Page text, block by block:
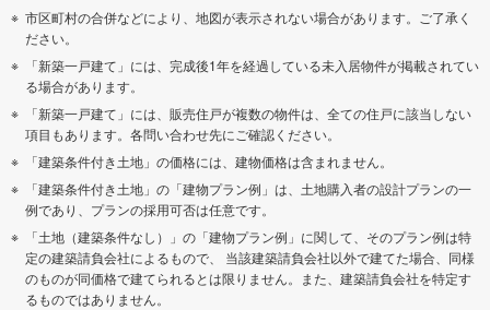
市区町村の合併などにより、地図が表示されない場合があります。ご了承く
ださい。
「新築一戸建て」には、完成後1年を経過している未入居物件が掲載されてい
る場合があります。
「新築一戸建て」には、販売住戸が複数の物件は、全ての住戸に該当しない
項目もあります。各問い合わせ先にご確認ください。
「建築条件付き土地」の価格には、建物価格は含まれません。
「建築条件付き土地」の「建物プラン例」は、土地購入者の設計プランの一
例であり、プランの採用可否は任意です。
「土地（建築条件なし）」の「建物プラン例」に関して、そのプラン例は特
定の建築請負会社によるもので、 当該建築請負会社以外で建てた場合、同様
のものが同価格で建てられるとは限りません。また、建築請負会社を特定す
るものではありません。